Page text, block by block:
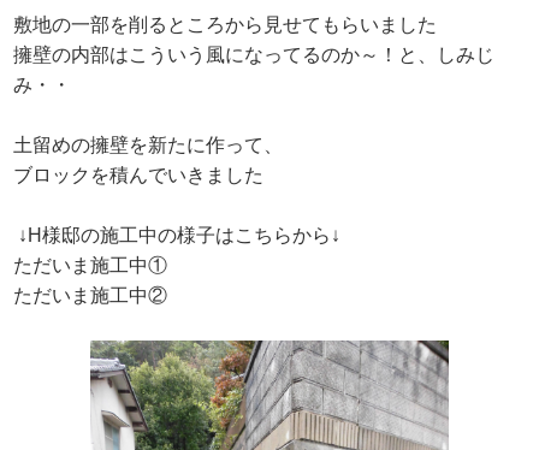
敷地の一部を削るところから見せてもらいました
擁壁の内部はこういう風になってるのか～！と、しみじ
み・・
土留めの擁壁を新たに作って、
ブロックを積んでいきました
↓H様邸の施工中の様子はこちらから↓
ただいま施工中①
ただいま施工中②